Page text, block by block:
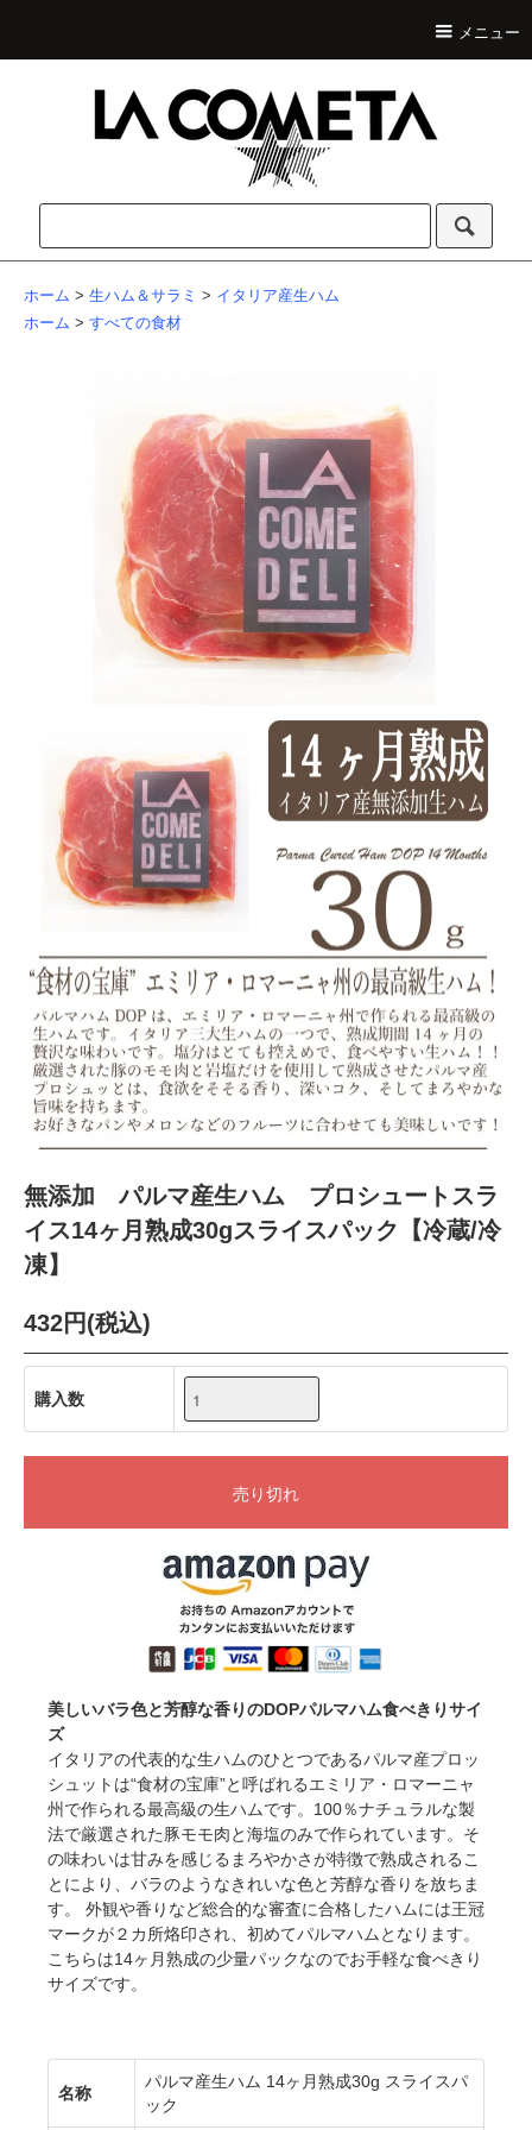
メニュー
ホーム > 生ハム＆サラミ > イタリア産生ハム
ホーム > すべての食材
無添加 パルマ産生ハム プロシュートスラ
イス14ヶ月熟成30gスライスパック【冷蔵/冷
凍】
432円(税込)
購入数
美しいバラ色と芳醇な香りのDOPパルマハム食べきりサイ
ズ
イタリアの代表的な生ハムのひとつであるパルマ産プロッ
シュットは“食材の宝庫”と呼ばれるエミリア・ロマーニャ
州で作られる最高級の生ハムです。100％ナチュラルな製
法で厳選された豚モモ肉と海塩のみで作られています。そ
の味わいは甘みを感じるまろやかさが特徴で熟成されるこ
とにより、バラのようなきれいな色と芳醇な香りを放ちま
す。 外観や香りなど総合的な審査に合格したハムには王冠
マークが２カ所烙印され、初めてパルマハムとなります。
こちらは14ヶ月熟成の少量パックなのでお手軽な食べきり
サイズです。
名称
パルマ産生ハム 14ヶ月熟成30g スライスパ
ック